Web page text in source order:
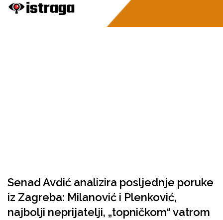
Senad Avdić analizira posljednje poruke
iz Zagreba: Milanović i Plenković,
najbolji neprijatelji, „topničkom“ vatrom